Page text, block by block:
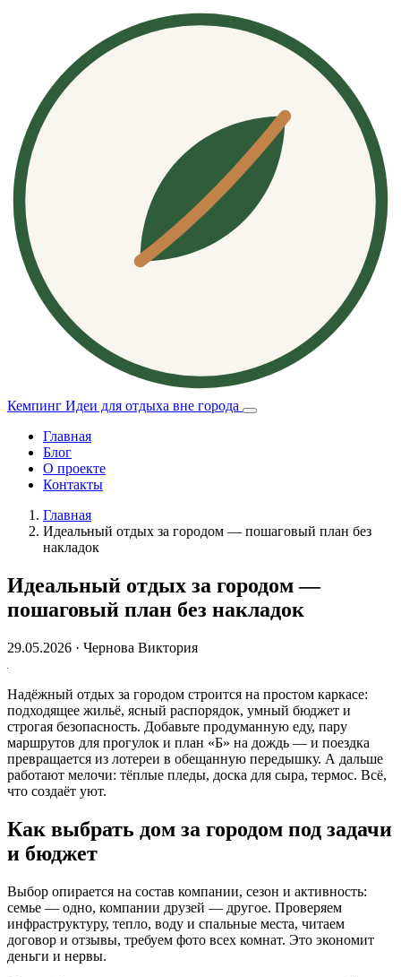
Кемпинг Идеи для отдыха вне города
Главная
Блог
О проекте
Контакты
Главная
Идеальный отдых за городом — пошаговый план без
накладок
Идеальный отдых за городом —
пошаговый план без накладок
29.05.2026 · Чернова Виктория
Надёжный отдых за городом строится на простом каркасе:
подходящее жильё, ясный распорядок, умный бюджет и
строгая безопасность. Добавьте продуманную еду, пару
маршрутов для прогулок и план «Б» на дождь — и поездка
превращается из лотереи в обещанную передышку. А дальше
работают мелочи: тёплые пледы, доска для сыра, термос. Всё,
что создаёт уют.
Как выбрать дом за городом под задачи
и бюджет
Выбор опирается на состав компании, сезон и активность:
семье — одно, компании друзей — другое. Проверяем
инфраструктуру, тепло, воду и спальные места, читаем
договор и отзывы, требуем фото всех комнат. Это экономит
деньги и нервы.